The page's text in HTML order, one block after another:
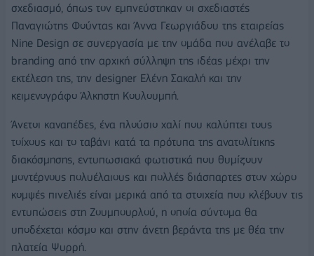
σχεδιασμό, όπως τον εμπνεύστηκαν οι σχεδιαστές
Παναγιώτης Φούντας και Άννα Γεωργιάδου της εταιρείας
Nine Design σε συνεργασία με την ομάδα που ανέλαβε το
branding από την αρχική σύλληψη της ιδέας μέχρι την
εκτέλεση της, την designer Ελένη Σακαλή και την
κειμενογράφο Άλκηστη Κουλουμπή.
Άνετοι καναπέδες, ένα πλούσιο χαλί που καλύπτει τους
τοίχους και το ταβάνι κατά τα πρότυπα της ανατολίτικης
διακόσμησης, εντυπωσιακά φωτιστικά που θυμίζουν
μοντέρνους πολυέλαιους και πολλές διάσπαρτες στον χώρο
κομψές πινελιές είναι μερικά από τα στοιχεία που κλέβουν τις
εντυπώσεις στη Ζουμπουρλού, η οποία σύντομα θα
υποδέχεται κόσμο και στην άνετη βεράντα της με θέα την
πλατεία Ψυρρή.